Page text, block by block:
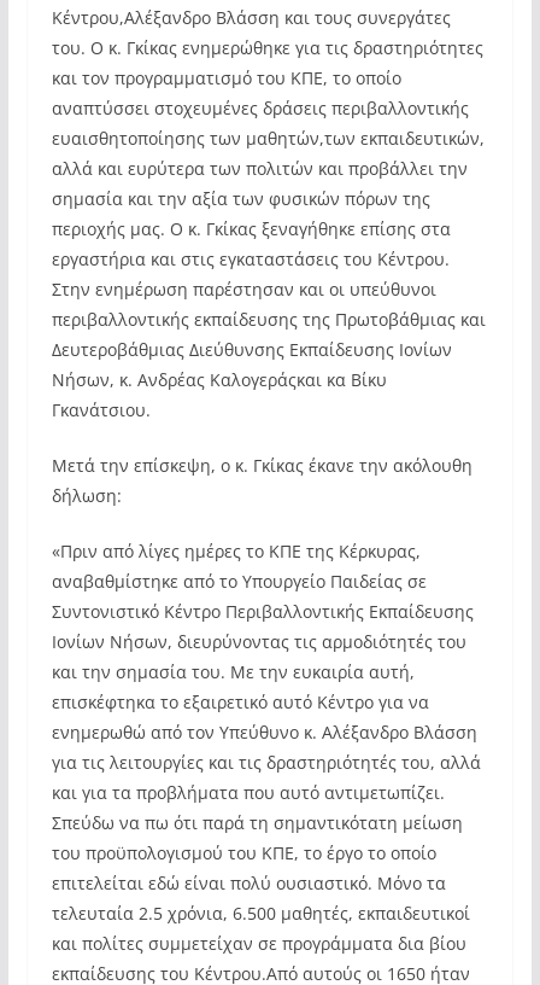
Κέντρου,Αλέξανδρο Βλάσση και τους συνεργάτες
του. Ο κ. Γκίκας ενημερώθηκε για τις δραστηριότητες
και τον προγραμματισμό του ΚΠΕ, το οποίο
αναπτύσσει στοχευμένες δράσεις περιβαλλοντικής
ευαισθητοποίησης των μαθητών,των εκπαιδευτικών,
αλλά και ευρύτερα των πολιτών και προβάλλει την
σημασία και την αξία των φυσικών πόρων της
περιοχής μας. Ο κ. Γκίκας ξεναγήθηκε επίσης στα
εργαστήρια και στις εγκαταστάσεις του Κέντρου.
Στην ενημέρωση παρέστησαν και οι υπεύθυνοι
περιβαλλοντικής εκπαίδευσης της Πρωτοβάθμιας και
Δευτεροβάθμιας Διεύθυνσης Εκπαίδευσης Ιονίων
Νήσων, κ. Ανδρέας Καλογεράςκαι κα Βίκυ
Γκανάτσιου.
Μετά την επίσκεψη, ο κ. Γκίκας έκανε την ακόλουθη
δήλωση:
«Πριν από λίγες ημέρες το ΚΠΕ της Κέρκυρας,
αναβαθμίστηκε από το Υπουργείο Παιδείας σε
Συντονιστικό Κέντρο Περιβαλλοντικής Εκπαίδευσης
Ιονίων Νήσων, διευρύνοντας τις αρμοδιότητές του
και την σημασία του. Με την ευκαιρία αυτή,
επισκέφτηκα το εξαιρετικό αυτό Κέντρο για να
ενημερωθώ από τον Υπεύθυνο κ. Αλέξανδρο Βλάσση
για τις λειτουργίες και τις δραστηριότητές του, αλλά
και για τα προβλήματα που αυτό αντιμετωπίζει.
Σπεύδω να πω ότι παρά τη σημαντικότατη μείωση
του προϋπολογισμού του ΚΠΕ, το έργο το οποίο
επιτελείται εδώ είναι πολύ ουσιαστικό. Μόνο τα
τελευταία 2.5 χρόνια, 6.500 μαθητές, εκπαιδευτικοί
και πολίτες συμμετείχαν σε προγράμματα δια βίου
εκπαίδευσης του Κέντρου.Από αυτούς οι 1650 ήταν